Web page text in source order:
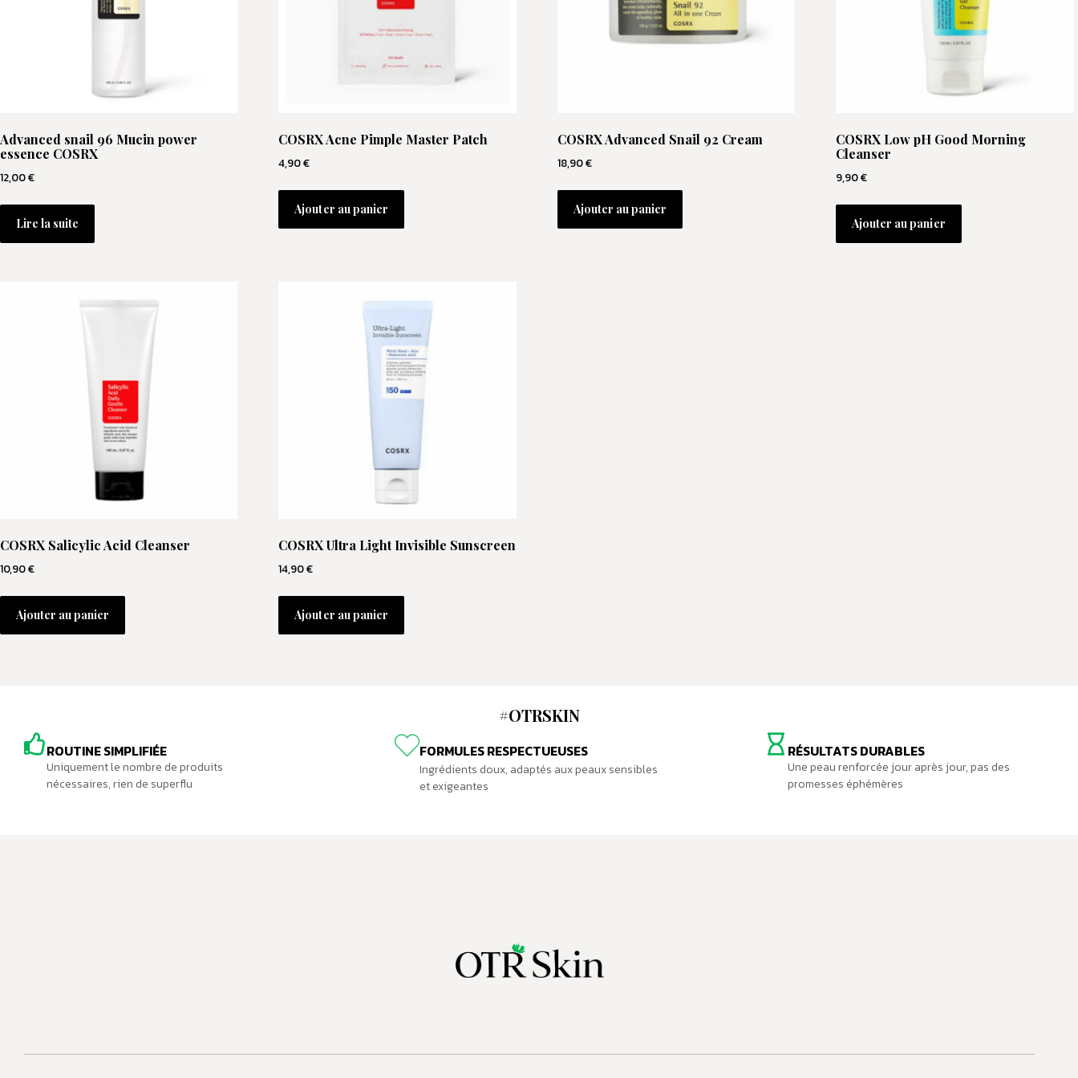
Advanced snail 96 Mucin power
essence COSRX
12,00€
Lire la suite
COSRX Acne Pimple Master Patch
4,90€
Ajouter au panier
COSRX Advanced Snail 92 Cream
18,90€
Ajouter au panier
COSRX Low pH Good Morning
Cleanser
9,90€
Ajouter au panier
COSRX Salicylic Acid Cleanser
10,90€
Ajouter au panier
COSRX Ultra Light Invisible Sunscreen
14,90€
Ajouter au panier
#OTRSKIN
ROUTINE SIMPLIFIÉE
Uniquement le nombre de produits
nécessaires, rien de superflu
FORMULES RESPECTUEUSES
Ingrédients doux, adaptés aux peaux sensibles
et exigeantes
RÉSULTATS DURABLES
Une peau renforcée jour après jour, pas des
promesses éphémères